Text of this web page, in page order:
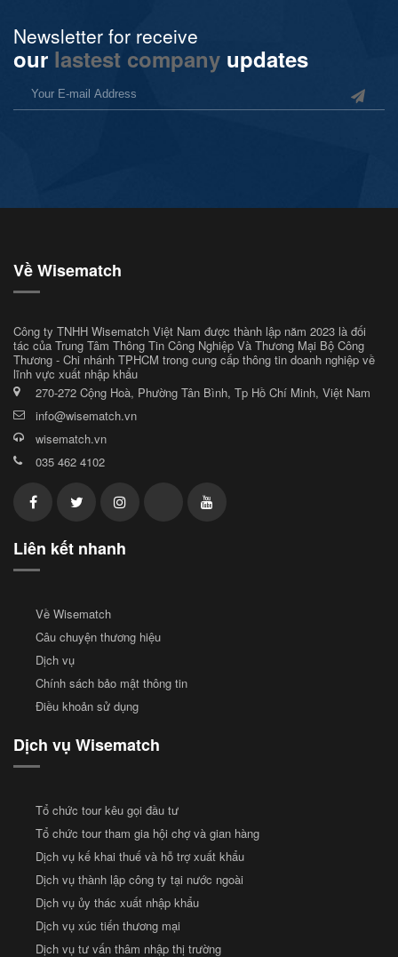
Newsletter for receive
our lastest company updates
Về Wisematch
Công ty TNHH Wisematch Việt Nam được thành lập năm 2023 là đối
tác của Trung Tâm Thông Tin Công Nghiệp Và Thương Mại Bộ Công
Thương - Chi nhánh TPHCM trong cung cấp thông tin doanh nghiệp về
lĩnh vực xuất nhập khẩu
270-272 Cộng Hoà, Phường Tân Bình, Tp Hồ Chí Minh, Việt Nam
info@wisematch.vn
wisematch.vn
035 462 4102
Liên kết nhanh
Về Wisematch
Câu chuyện thương hiệu
Dịch vụ
Chính sách bảo mật thông tin
Điều khoản sử dụng
Dịch vụ Wisematch
Tổ chức tour kêu gọi đầu tư
Tổ chức tour tham gia hội chợ và gian hàng
Dịch vụ kế khai thuế và hỗ trợ xuất khẩu
Dịch vụ thành lập công ty tại nước ngoài
Dịch vụ ủy thác xuất nhập khẩu
Dịch vụ xúc tiến thương mại
Dịch vụ tư vấn thâm nhập thị trường